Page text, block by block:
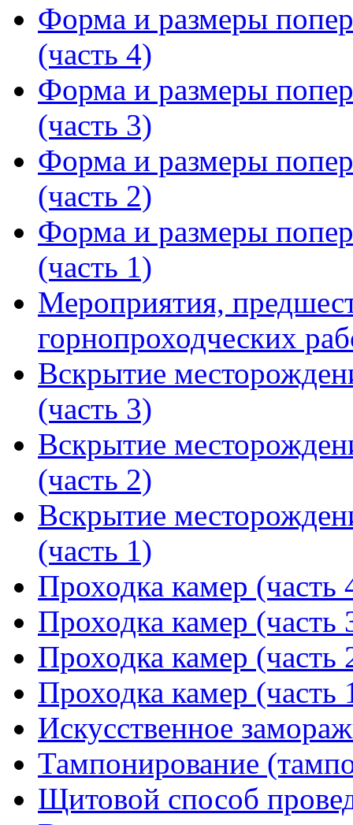
Форма и размеры
(часть 4)
Форма и размеры
(часть 3)
Форма и размеры
(часть 2)
Форма и размеры
(часть 1)
Мероприятия,
горнопроходческих
Вскрытие
(часть 3)
Вскрытие
(часть 2)
Вскрытие
(часть 1)
Проходка камер (часть
Проходка камер (часть
Проходка камер (часть
Проходка камер (часть
Искусственное
Тампонирование
Щитовой способ